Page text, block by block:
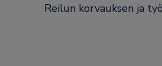
Reilun korvauksen ja